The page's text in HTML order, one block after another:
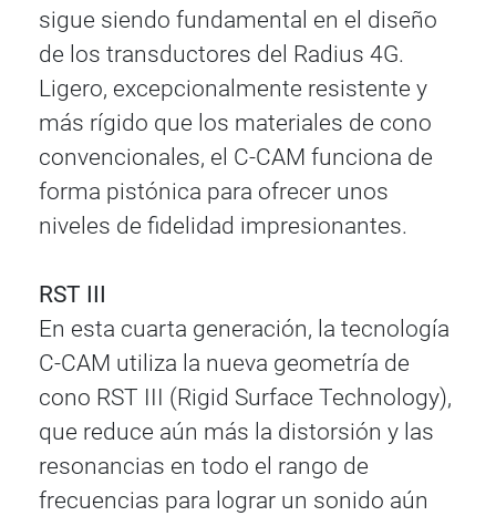
sigue siendo fundamental en el diseño
de los transductores del Radius 4G.
Ligero, excepcionalmente resistente y
más rígido que los materiales de cono
convencionales, el C-CAM funciona de
forma pistónica para ofrecer unos
niveles de fidelidad impresionantes.
RST III
En esta cuarta generación, la tecnología
C-CAM utiliza la nueva geometría de
cono RST III (Rigid Surface Technology),
que reduce aún más la distorsión y las
resonancias en todo el rango de
frecuencias para lograr un sonido aún